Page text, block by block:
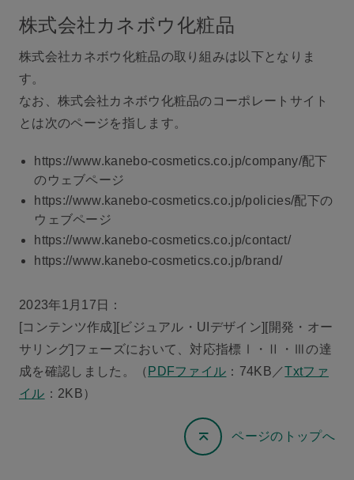
株式会社カネボウ化粧品
株式会社カネボウ化粧品の取り組みは以下となりま
す。
なお、株式会社カネボウ化粧品のコーポレートサイト
とは次のページを指します。
https://www.kanebo-cosmetics.co.jp/company/配下
のウェブページ
https://www.kanebo-cosmetics.co.jp/policies/配下の
ウェブページ
https://www.kanebo-cosmetics.co.jp/contact/
https://www.kanebo-cosmetics.co.jp/brand/
2023年1月17日：
[コンテンツ作成][ビジュアル・UIデザイン][開発・オー
サリング]フェーズにおいて、対応指標Ⅰ・Ⅱ・Ⅲの達
成を確認しました。（ PDFファイル ：74KB／Txtファ
イル ：2KB）
ページのトップへ